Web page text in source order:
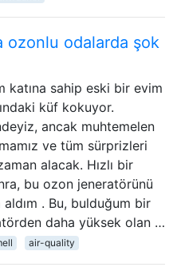
ozonlu odalarda şok
katına sahip eski bir evim
küf kokuyor.
ancak muhtemelen
ve tüm sürprizleri
alacak. Hızlı bir
bu ozon jeneratörünü
. Bu, bulduğum bir
daha yüksek olan …
air-quality